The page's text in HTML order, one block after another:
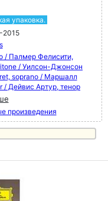
упаковка.
2015
/ Палмер Фелисити,
/ Уилсон-Джонсон
soprano / Маршалл
/ Дейвис Артур, тенор
произведения